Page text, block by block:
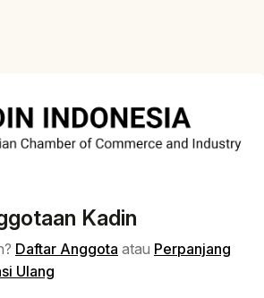
Kadin
Daftar Anggota atau Perpanjang
Ulang